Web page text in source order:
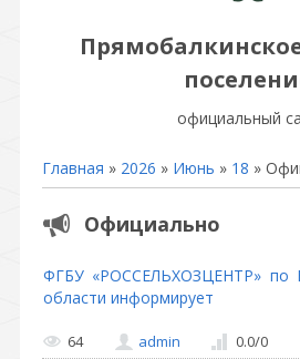
официальный
Главная » 2026 » Июнь » 18 »
Официально
ФГБУ «РОССЕЛЬХОЗЦЕНТР» по
области информирует
64 admin 0.0/0